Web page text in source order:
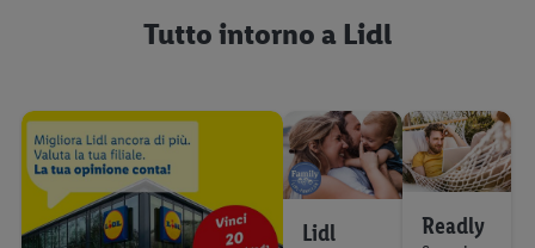
Tutto intorno a Lidl
Lidl
Readly